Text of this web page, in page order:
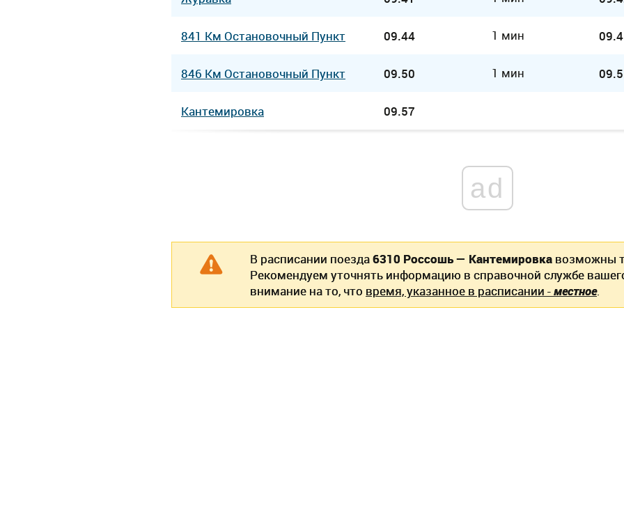
841 Км Остановочный Пункт 09.44 1 мин
846 Км Остановочный Пункт 09.50 1 мин
Кантемировка 09.57
ad
В расписании поезда6310 Россошь — Кантемировка возможны
Рекомендуем уточнять информацию в справочной службе
внимание на то, что время, указанное в расписании -местное.